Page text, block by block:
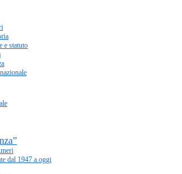
e statuto
dal 1947 a oggi